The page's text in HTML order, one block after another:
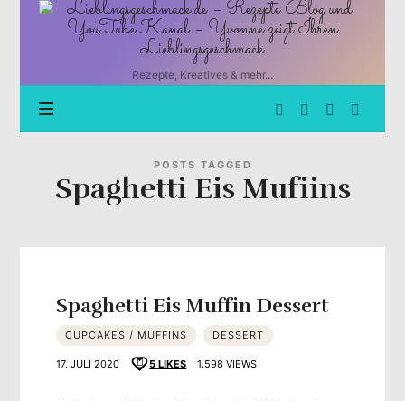
Lieblingsgeschmack.de
Rezepte
und
YouTube
Kanal
zeigt
Ihren
Rezepte, Kreatives & mehr...
POSTS TAGGED
Spaghetti Eis Mufiins
Spaghetti Eis Muffin Dessert
CUPCAKES / MUFFINS DESSERT
17. JULI 2020 5 LIKES 1.598 VIEWS